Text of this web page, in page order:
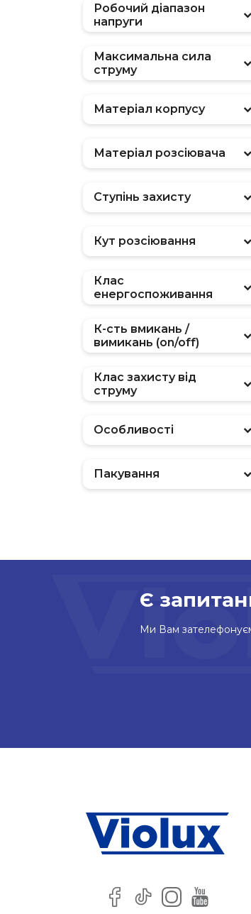
Робочий діапазон
напруги
Максимальна сила
струму
Матеріал корпусу
Матеріал розсіювача
Ступінь захисту
Кут розсіювання
Клас
енергоспоживання
К-сть вмикань /
вимикань (on/off)
Клас захисту від
струму
Особливості
Пакування
Є
Ми Вам